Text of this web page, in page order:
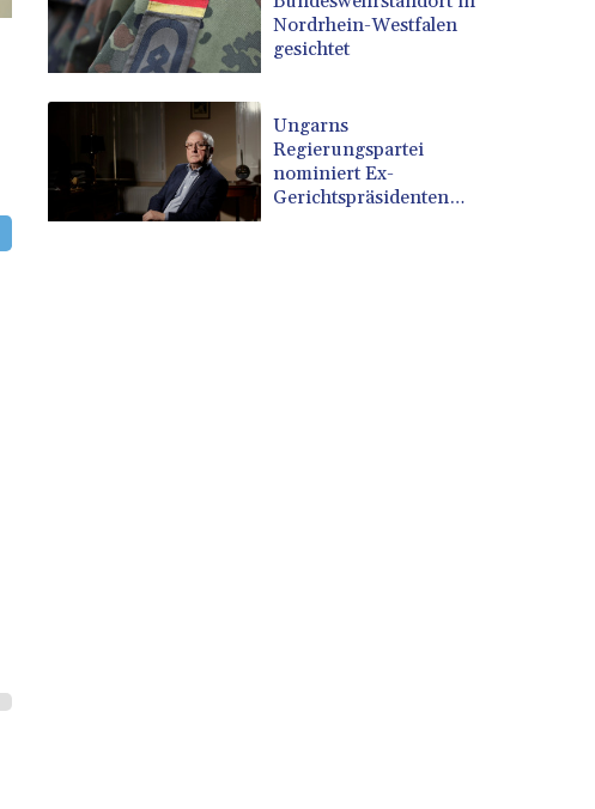
Nordrhein-Westfalen
gesichtet
Ungarns
Regierungspartei
nominiert Ex-
Gerichtspräsidenten